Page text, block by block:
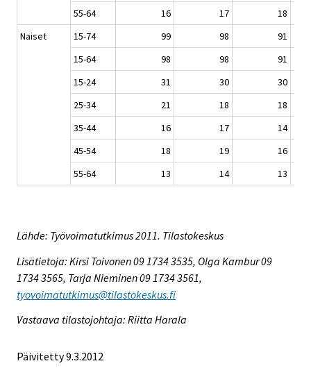
55-64
16 17
18
Naiset
15-74 99 98
91
15-64
98 98
91
15-24
31 30
30
25-34
21 18
18
35-44
16 17
14
45-54
18 19
16
55-64
13 14 13
Lähde: Työvoimatutkimus 2011. Tilastokeskus
Lisätietoja: Kirsi Toivonen 09 1734 3535, Olga Kambur 09
1734 3565, Tarja Nieminen 09 1734 3561,
tyovoimatutkimus@tilastokeskus.fi
Vastaava tilastojohtaja: Riitta Harala
Päivitetty 9.3.2012